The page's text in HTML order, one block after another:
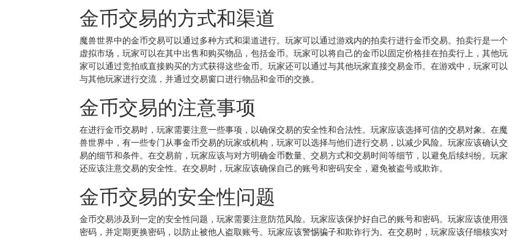
金币交易的方式和渠道
魔兽世界中的金币交易可以通过多种方式和渠道进行。玩家可以通过游戏内的拍卖行进行金币交易。拍卖行是一个
虚拟市场，玩家可以在其中出售和购买物品，包括金币。玩家可以将自己的金币以固定价格挂在拍卖行上，其他玩
家可以通过竞拍或直接购买的方式获得这些金币。玩家还可以通过与其他玩家直接交易金币。在游戏中，玩家可以
与其他玩家进行交流，并通过交易窗口进行物品和金币的交换。
金币交易的注意事项
在进行金币交易时，玩家需要注意一些事项，以确保交易的安全性和合法性。玩家应该选择可信的交易对象。在魔
兽世界中，有一些专门从事金币交易的玩家或机构，玩家可以选择与他们进行交易，以减少风险。玩家应该确认交
易的细节和条件。在交易前，玩家应该与对方明确金币数量、交易方式和交易时间等细节，以避免后续纠纷。玩家
还应该注意交易的安全性。在交易时，玩家应该确保自己的账号和密码安全，避免被盗号或欺诈。
金币交易的安全性问题
金币交易涉及到一定的安全性问题，玩家需要注意防范风险。玩家应该保护好自己的账号和密码。玩家应该使用强
密码，并定期更换密码，以防止被他人盗取账号。玩家应该警惕骗子和欺诈行为。在交易时，玩家应该仔细核实对